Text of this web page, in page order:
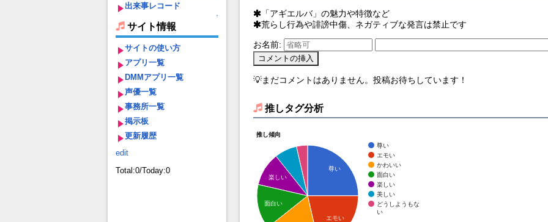
出来事レコード
↑
サイト情報
サイトの使い方
アプリ一覧
DMMアプリ一覧
声優一覧
事務所一覧
掲示板
更新履歴
edit
Total:0/Today:0
「アギエルバ」の魅力や特徴など
荒らし行為や誹謗中傷、ネガティブな発言は禁止です
お名前:
💡まだコメントはありません。投稿お待ちしています！
推しタグ分析
推し傾向
尊い
エモい
かわいい
面白い
楽しい
美しい
どうしようもな
い
尊い
エモい
楽しい
面白い